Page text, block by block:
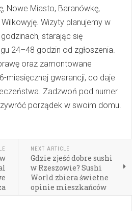
Nowe Miasto, Baranówkę,
Wizyty planujemy w
starając się
24–48 godzin od zgłoszenia.
oraz zamontowane
miesięcznej gwarancji, co daje
Zadzwoń pod numer
porządek w swoim domu.
NEXT ARTICLE
Gdzie zjeść dobre sushi
w Rzeszowie? Sushi
World zbiera świetne
opinie mieszkańców